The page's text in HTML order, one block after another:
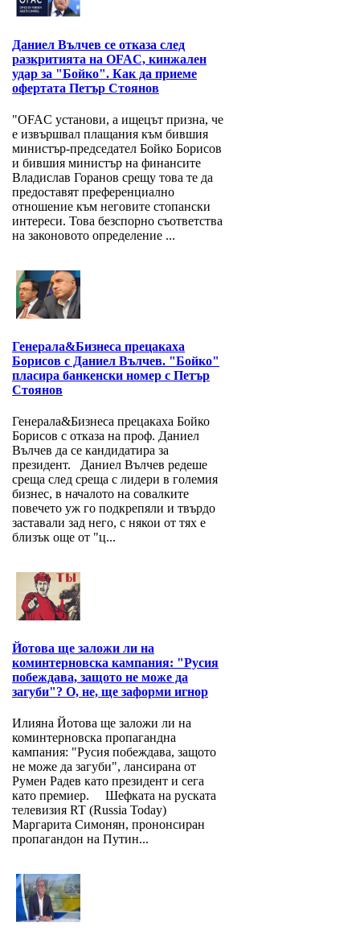
Даниел Вълчев се отказа след
разкритията на OFAC, кинжален
удар за "Бойко". Как да приеме
офертата Петър Стоянов
"OFAC установи, а ищецът призна, че
е извършвал плащания към бившия
министър-председател Бойко Борисов
и бившия министър на финансите
Владислав Горанов срещу това те да
предоставят преференциално
отношение към неговите стопански
интереси. Това безспорно съответства
на законовото определение ...
Генерала&Бизнеса прецакаха
Борисов с Даниел Вълчев. "Бойко"
пласира банкенски номер с Петър
Стоянов
Генерала&Бизнеса прецакаха Бойко
Борисов с отказа на проф. Даниел
Вълчев да се кандидатира за
президент. Даниел Вълчев редеше
среща след среща с лидери в големия
бизнес, в началото на совалките
повечето уж го подкрепяли и твърдо
заставали зад него, с някои от тях е
близък още от "ц...
Йотова ще заложи ли на
коминтерновска кампания: "Русия
побеждава, защото не може да
загуби"? О, не, ще заформи игнор
Илияна Йотова ще заложи ли на
коминтерновска пропагандна
кампания: "Русия побеждава, защото
не може да загуби", лансирана от
Румен Радев като президент и сега
като премиер. Шефката на руската
телевизия RT (Russia Today)
Маргарита Симонян, прононсиран
пропагандон на Путин...